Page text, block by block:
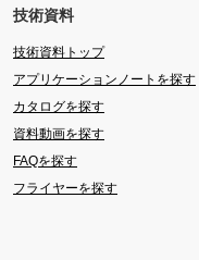
技術資料
技術資料トップ
アプリケーションノートを探す
カタログを探す
資料動画を探す
FAQを探す
フライヤーを探す